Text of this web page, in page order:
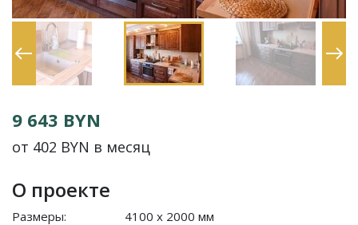
9 643 BYN
от 402 BYN в месяц
О проекте
Размеры:
4100 x 2000 мм